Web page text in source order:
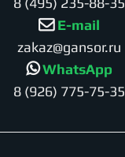
E-mail
zakaz@gansor.ru
WhatsApp
8 (926) 775-75-35